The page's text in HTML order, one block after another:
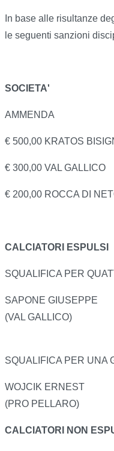
In base alle risultanze
le seguenti sanzioni
SOCIETA'
AMMENDA
€ 500,00 KRATOS
€ 300,00 VAL GALLICO
€ 200,00 ROCCA DI
CALCIATORI ESPULSI
SQUALIFICA PER
SAPONE GIUSEPPE
(VAL GALLICO)
SQUALIFICA PER UNA
WOJCIK ERNEST
(PRO PELLARO)
CALCIATORI NON